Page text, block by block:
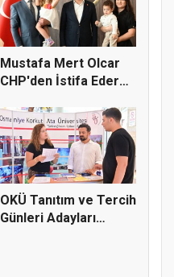
Mustafa Mert Olcar
CHP'den İstifa Ederek
OKÜ Tanıtım ve Tercih
Günleri Adayları